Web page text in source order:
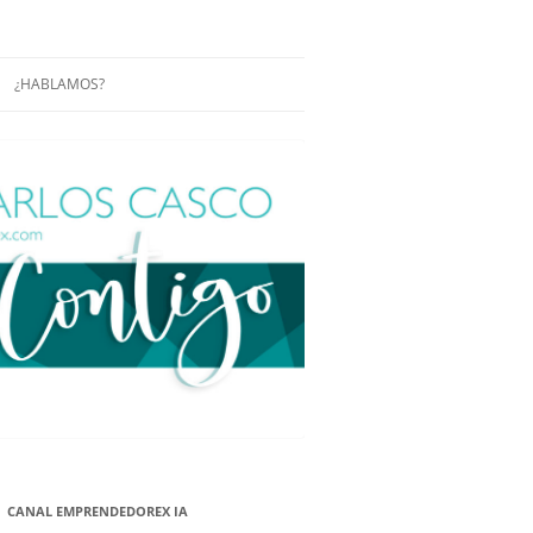
EN
DE
NUEVA
¿HABLAMOS?
CONÓCENOS UN POCO MÁS
CANAL EMPRENDEDOREX IA